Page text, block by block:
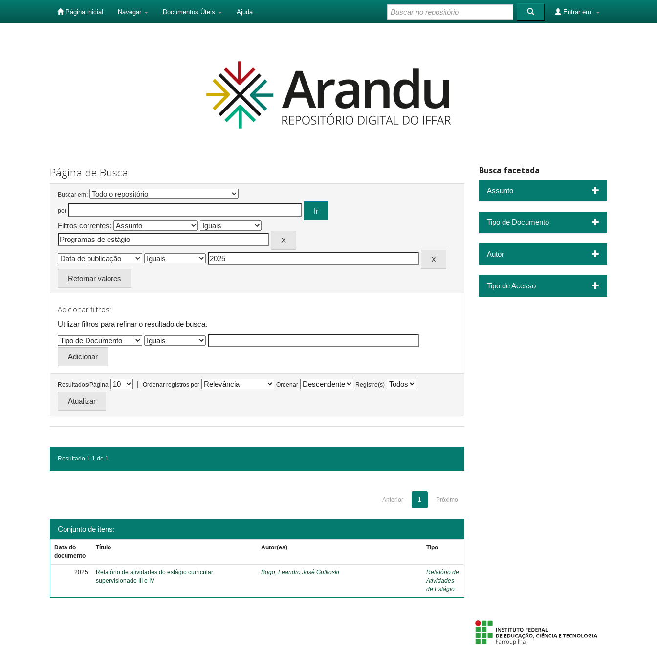
Página inicial Navegar Documentos Úteis Ajuda Entrar em:
Página de Busca
Buscar em:
por
Filtros correntes:
Retornar valores
Adicionar filtros:
Utilizar filtros para refinar o resultado de busca.
Resultados/Página | Ordenar registros por Ordenar Registro(s)
Resultado 1-1 de 1.
Anterior 1 Próximo
Conjunto de itens:
Data do
documento
Título Autor(es) Tipo
2025
Relatório de atividades do estágio curricular
supervisionado III e IV
Bogo, Leandro José Gutkoski
Relatório de
Atividades
de Estágio
Busca facetada
Assunto
Tipo de Documento
Autor
Tipo de Acesso